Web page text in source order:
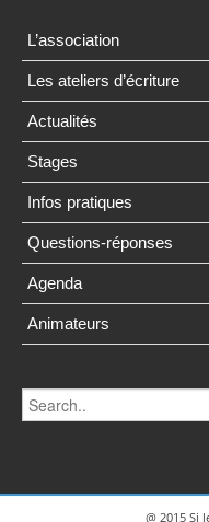
L’association
Les ateliers d’écriture
Actualités
Stages
Infos pratiques
Questions-réponses
Agenda
Animateurs
@ 2015 Si